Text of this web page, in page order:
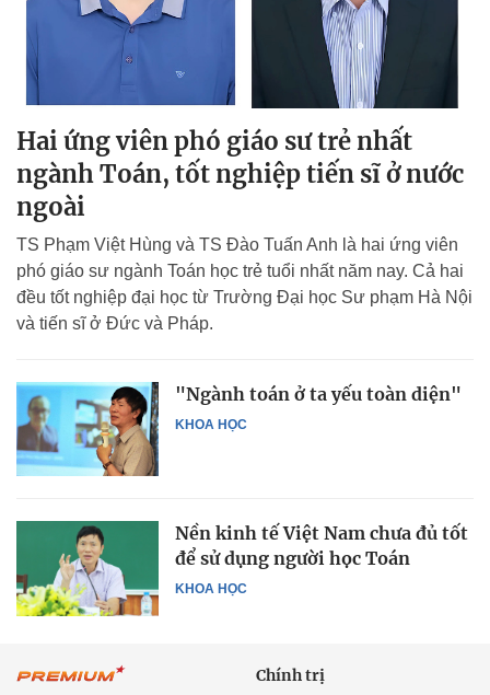
Hai ứng viên phó giáo sư trẻ nhất
ngành Toán, tốt nghiệp tiến sĩ ở nước
ngoài
TS Phạm Việt Hùng và TS Đào Tuấn Anh là hai ứng viên
phó giáo sư ngành Toán học trẻ tuổi nhất năm nay. Cả hai
đều tốt nghiệp đại học từ Trường Đại học Sư phạm Hà Nội
và tiến sĩ ở Đức và Pháp.
KHOA HỌC
"Ngành toán ở ta yếu toàn diện"
KHOA HỌC
Nền kinh tế Việt Nam chưa đủ tốt
để sử dụng người học Toán
Chính trị